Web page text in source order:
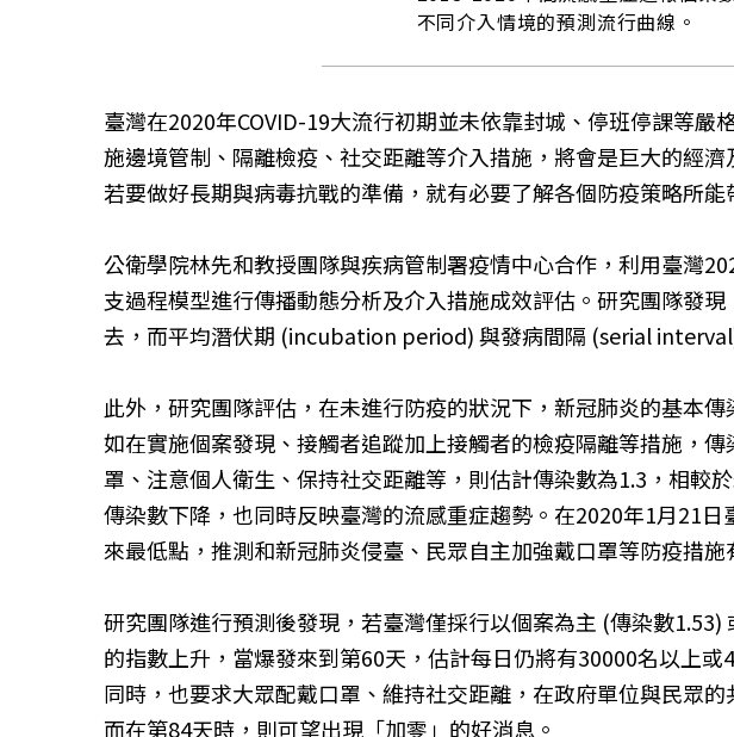
不同介入情境的預測流行曲線。
臺灣在2020年COVID-19大流行初期並未依靠封城、停班停課等
施邊境管制、隔離檢疫、社交距離等介入措施，將會是巨大的經
若要做好長期與病毒抗戰的準備，就有必要了解各個防疫策略所
公衛學院林先和教授團隊與疾病管制署疫情中心合作，利用臺灣
支過程模型進行傳播動態分析及介入措施成效評估。研究團隊發
去，而平均潛伏期 (incubation period) 與發病間隔 (serial
此外，研究團隊評估，在未進行防疫的狀況下，新冠肺炎的基本
如在實施個案發現、接觸者追蹤加上接觸者的檢疫隔離等措施，
罩、注意個人衛生、保持社交距離等，則估計傳染數為1.3，相較
傳染數下降，也同時反映臺灣的流感重症趨勢。在2020年1月21
來最低點，推測和新冠肺炎侵臺、民眾自主加強戴口罩等防疫措施
研究團隊進行預測後發現，若臺灣僅採行以個案為主 (傳染數
的指數上升，當爆發來到第60天，估計每日仍將有30000名以上
同時，也要求大眾配戴口罩、維持社交距離，在政府單位與民眾
而在第84天時，則可望出現「加零」的好消息。